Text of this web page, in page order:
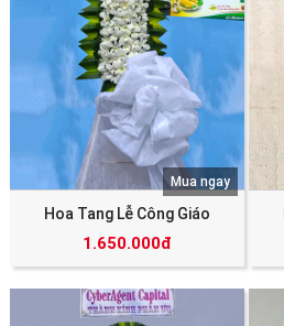
Hoa Tang Lễ Công Giáo
1.650.000đ
Mua ngay